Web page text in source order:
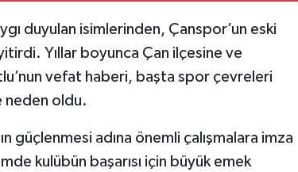
duyulan isimlerinden, Çanspor’un eski
Yıllar boyunca Çan ilçesine ve
vefat haberi, başta spor çevreleri
neden oldu.
güçlenmesi adına önemli çalışmalara imza
kulübün başarısı için büyük emek